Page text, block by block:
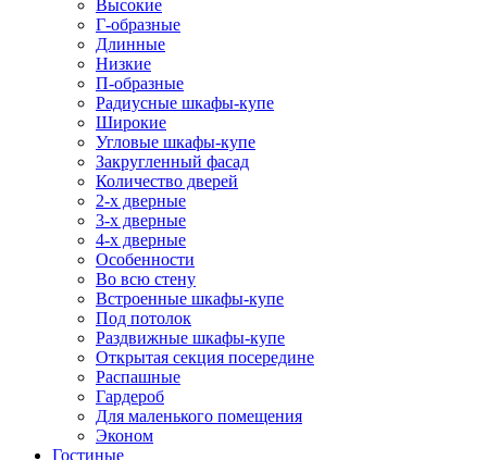
Высокие
Г-образные
Длинные
Низкие
П-образные
Радиусные шкафы-купе
Широкие
Угловые шкафы-купе
Закругленный фасад
Количество дверей
2-х дверные
3-х дверные
4-х дверные
Особенности
Во всю стену
Встроенные шкафы-купе
Под потолок
Раздвижные шкафы-купе
Открытая секция посередине
Распашные
Гардероб
Для маленького помещения
Эконом
Гостиные